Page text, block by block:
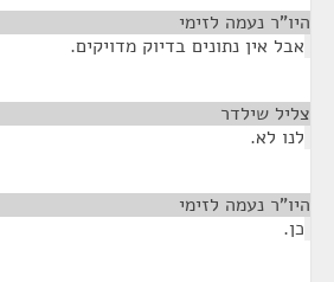
היו"ר נעמה לזימי
אבל אין נתונים בדיוק מדויקים.
צליל שילדר
לנו לא.
היו"ר נעמה לזימי
כן.